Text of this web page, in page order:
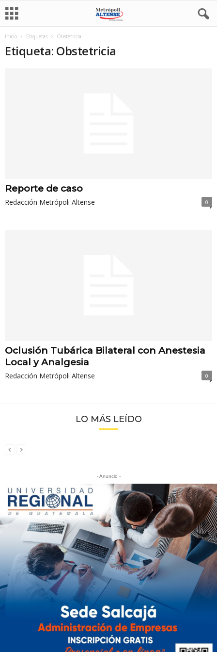
Inicio Etiquetas Obstetricia
Etiqueta: Obstetricia
Reporte de caso
Redacción Metrópoli Altense 0
Oclusión Tubárica Bilateral con Anestesia
Local y Analgesia
Redacción Metrópoli Altense 0
LO MÁS LEÍDO
- Anuncio -